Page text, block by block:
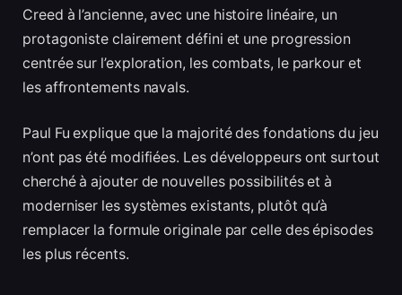
Creed à l’ancienne, avec une histoire linéaire, un
protagoniste clairement défini et une progression
centrée sur l’exploration, les combats, le parkour et
les affrontements navals.
Paul Fu explique que la majorité des fondations du jeu
n’ont pas été modifiées. Les développeurs ont surtout
cherché à ajouter de nouvelles possibilités et à
moderniser les systèmes existants, plutôt qu’à
remplacer la formule originale par celle des épisodes
les plus récents.